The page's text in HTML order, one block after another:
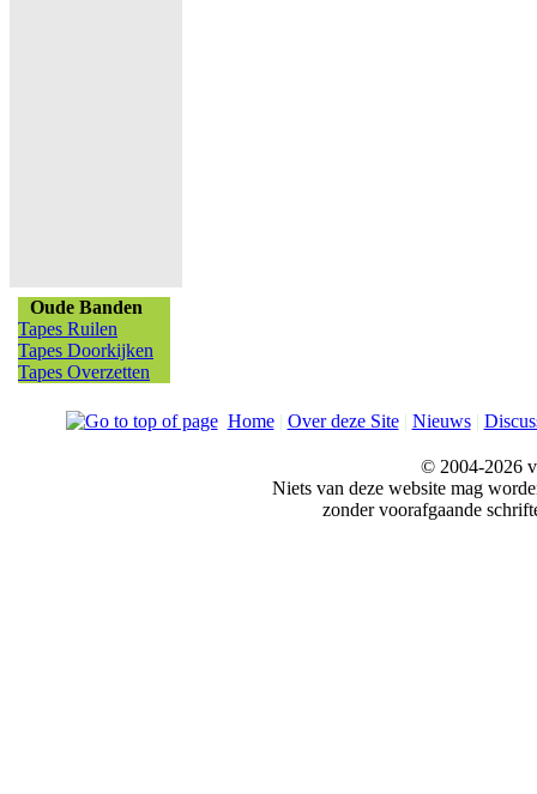
Oude Banden
Tapes Ruilen
Tapes Doorkijken
Tapes Overzetten
Home| Over deze Site| Nieuws|
© 2004-2026
Niets van deze website mag
zonder voorafgaande